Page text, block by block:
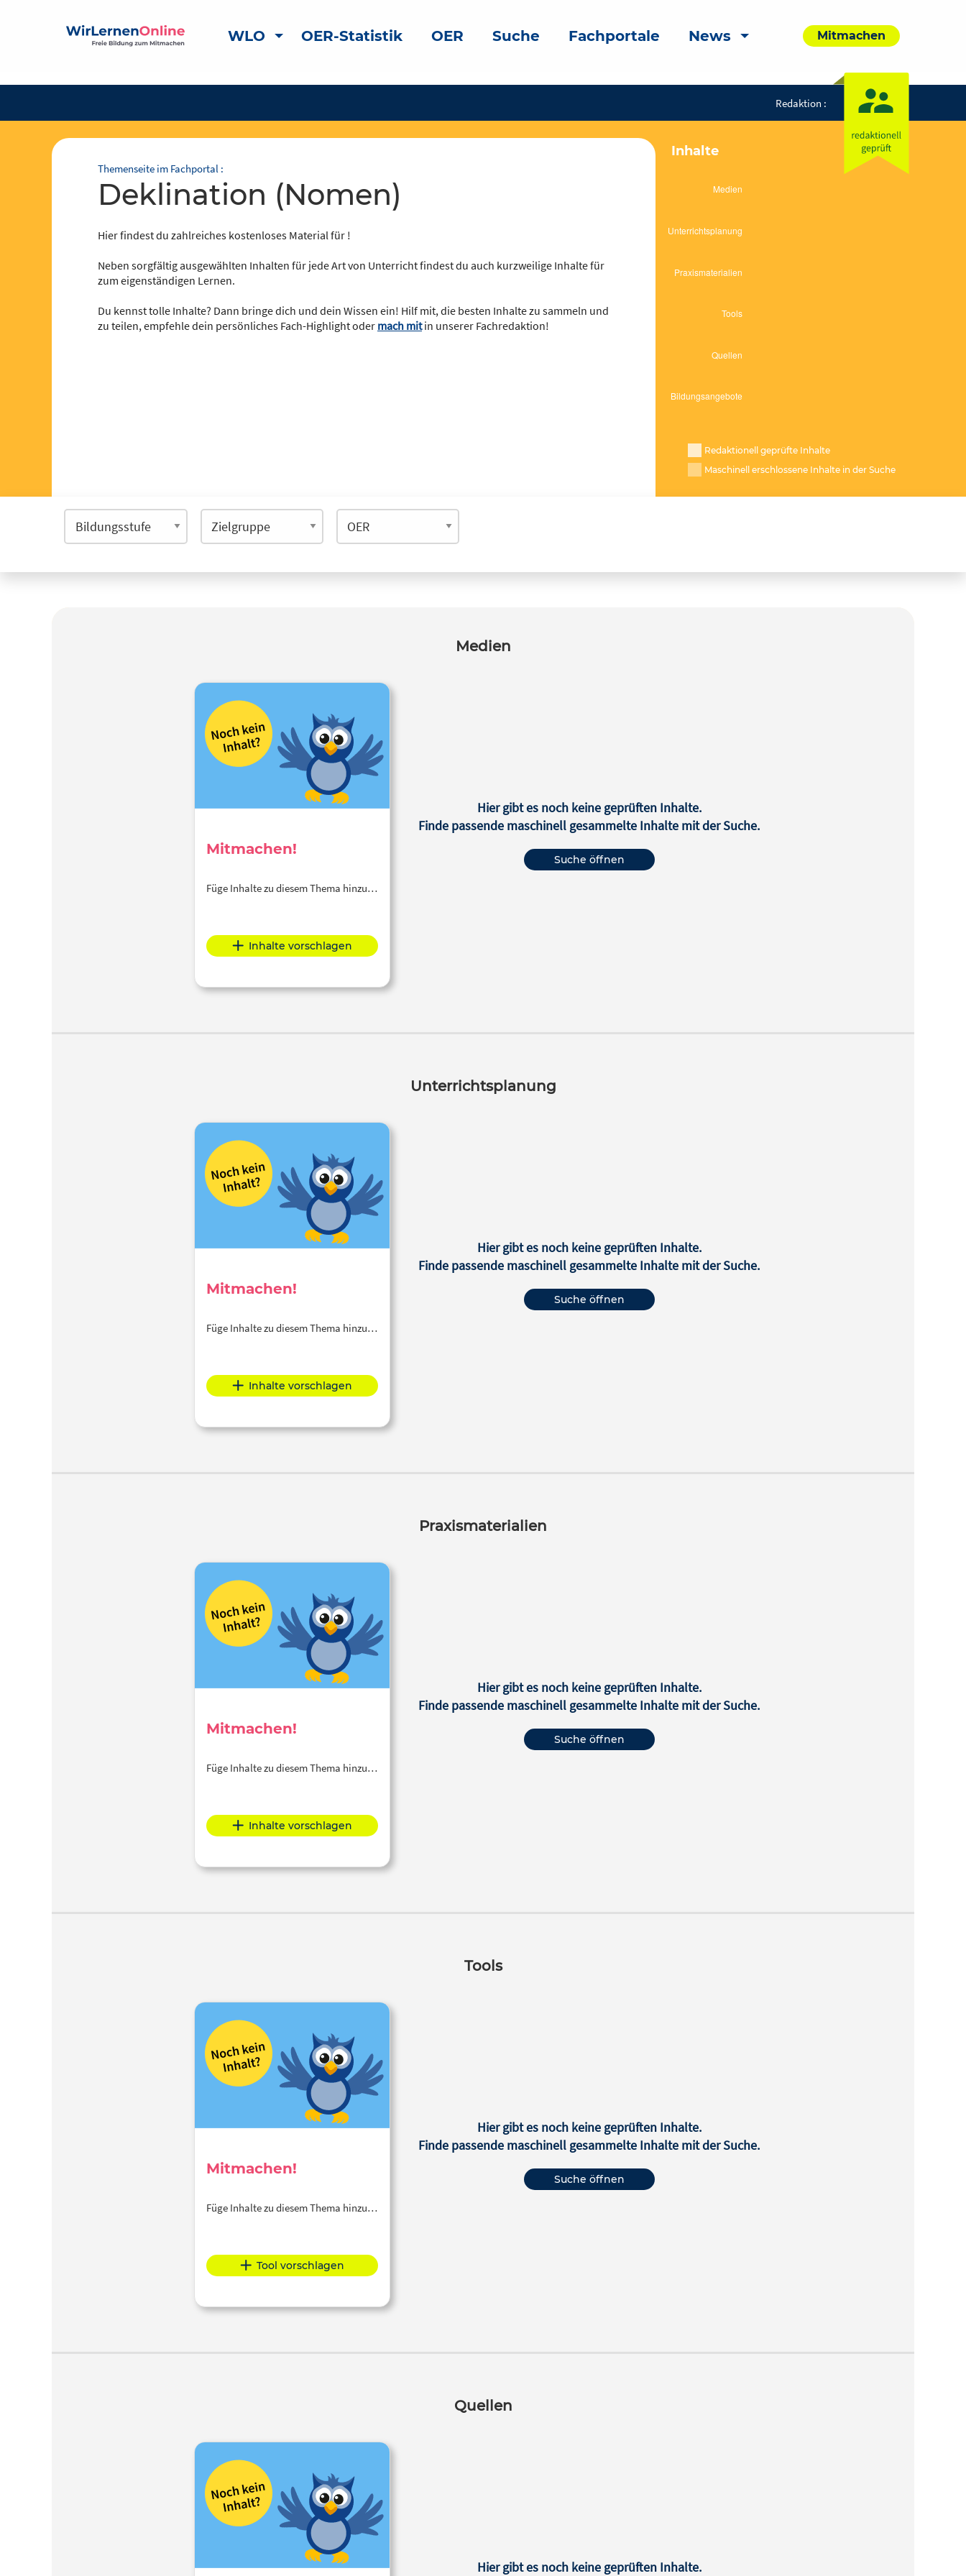
WLO OER-Statistik OER Suche Fachportale News Mitmachen
Redaktion :
Themenseite im Fachportal :
Deklination (Nomen)
Hier findest du zahlreiches kostenloses Material für !
Neben sorgfältig ausgewählten Inhalten für jede Art von Unterricht findest du auch kurzweilige Inhalte für
zum eigenständigen Lernen.
Du kennst tolle Inhalte? Dann bringe dich und dein Wissen ein! Hilf mit, die besten Inhalte zu sammeln und
zu teilen, empfehle dein persönliches Fach-Highlight oder mach mitin unserer Fachredaktion!
Inhalte
Redaktionell geprüfte Inhalte
Maschinell erschlossene Inhalte in der Suche
Medien
Mitmachen!
Füge Inhalte zu diesem Thema hinzu…
Inhalte vorschlagen
Hier gibt es noch keine geprüften Inhalte.
Finde passende maschinell gesammelte Inhalte mit der Suche.
Suche öffnen
Unterrichtsplanung
Mitmachen!
Füge Inhalte zu diesem Thema hinzu…
Inhalte vorschlagen
Hier gibt es noch keine geprüften Inhalte.
Finde passende maschinell gesammelte Inhalte mit der Suche.
Suche öffnen
Praxismaterialien
Mitmachen!
Füge Inhalte zu diesem Thema hinzu…
Inhalte vorschlagen
Hier gibt es noch keine geprüften Inhalte.
Finde passende maschinell gesammelte Inhalte mit der Suche.
Suche öffnen
Tools
Mitmachen!
Füge Inhalte zu diesem Thema hinzu…
Tool vorschlagen
Hier gibt es noch keine geprüften Inhalte.
Finde passende maschinell gesammelte Inhalte mit der Suche.
Suche öffnen
Quellen
Hier gibt es noch keine geprüften Inhalte.